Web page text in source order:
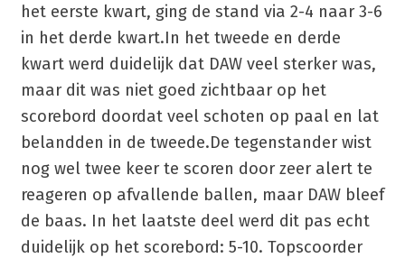
het eerste kwart, ging de stand via 2-4 naar 3-6
in het derde kwart.In het tweede en derde
kwart werd duidelijk dat DAW veel sterker was,
maar dit was niet goed zichtbaar op het
scorebord doordat veel schoten op paal en lat
belandden in de tweede.De tegenstander wist
nog wel twee keer te scoren door zeer alert te
reageren op afvallende ballen, maar DAW bleef
de baas. In het laatste deel werd dit pas echt
duidelijk op het scorebord: 5-10. Topscoorder